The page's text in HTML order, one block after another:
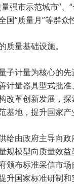
强市示范城市”
国“质量月”等群
质量基础设施。
子计量为核心的
计量器具型式批
改革创新发展，
基地，提升国家
给由政府主导向
规模型向质量效
颁布标准采信市
升国家标准研制